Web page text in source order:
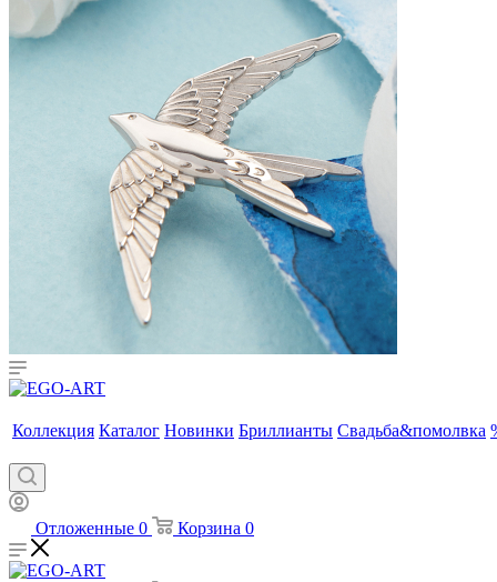
Коллекция Каталог Новинки Бриллианты Свадьба&помолвка
Отложенные 0 Корзина 0